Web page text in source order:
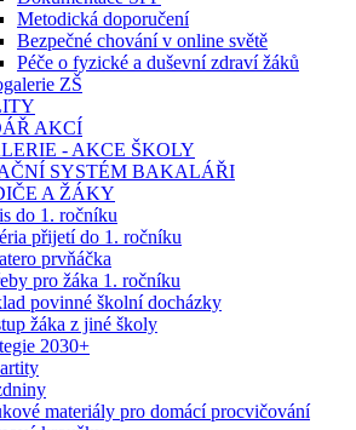
Metodická doporučení
Bezpečné chování v online světě
Péče o fyzické a duševní zdraví žáků
ZŠ
AKCÍ
- AKCE ŠKOLY
SYSTÉM BAKALÁŘI
A ŽÁKY
do 1. ročníku
přijetí do 1. ročníku
prvňáčka
pro žáka 1. ročníku
povinné školní docházky
žáka z jiné školy
2030+
materiály pro domácí procvičování